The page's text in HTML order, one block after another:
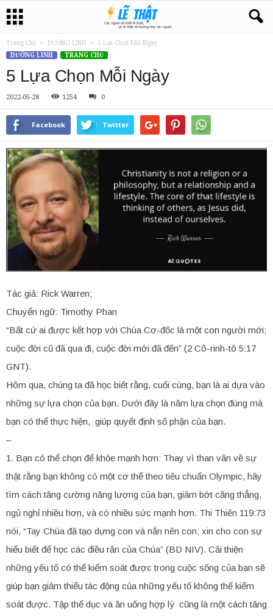
Trang Chủ DƯỠNG LINH
5 Lựa Chọn Mỗi Ngày
DƯỠNG LINH
TRANG CHỦ
5 Lựa Chọn Mỗi Ngày
2022-05-28 1254 0
Facebook Twitter
Tác giả: Rick Warren;
Chuyển ngữ: Timothy Phan
“Bất cứ ai được kết hợp với Chúa Cơ-đốc là một con người mới;
cuộc đời cũ đã qua đi, cuộc đời mới đã đến” (2 Cô-rinh-tô 5:17
GNT).
Hôm qua, chúng ta đã học biết rằng, cuối cùng, bạn là ai dựa vào
những sự lựa chọn của bạn. Dưới đây là năm lựa chọn đúng mà
bạn có thể thực hiện, giúp quyết định số phận của bạn.
–
1. Bạn có thể chọn để khỏe mạnh hơn: Thay vì than vãn về sự
thật rằng bạn không có một cơ thể theo tiêu chuẩn Olympic, hãy
tìm cách tăng cường năng lượng của bạn, giảm bớt căng thẳng,
ngủ nghỉ nhiều hơn, và có nhiều sức mạnh hơn. Thi Thiên 119:73
nói, “Tay Chúa đã tạo dựng con và nắn nên con; xin cho con sự
hiểu biết để học các điều răn của Chúa” (BD NIV). Cải thiện
những yếu tố có thể kiểm soát được trong cuộc sống của bạn sẽ
giúp bạn giảm thiểu tác động của những yếu tố không thể kiểm
soát được. Tập thể dục và ăn uống hợp lý cũng là một cách tăng